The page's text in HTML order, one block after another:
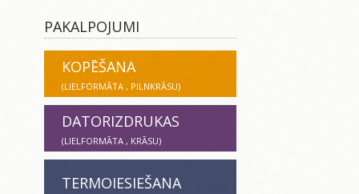
PAKALPOJUMI
KOPĒŠANA
(LIELFORMĀTA , PILNKRĀSU)
DATORIZDRUKAS
(LIELFORMĀTA , KRĀSU)
TERMOIESIEŠANA